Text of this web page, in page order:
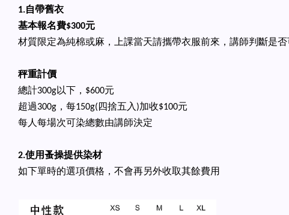
1.自帶舊衣
基本報名費$300元
材質限定為純棉或麻，上課當天請攜帶衣服前來，講師判斷是
秤重計價
總計300g以下，$600元
超過300g，每150g(四捨五入)加收$100元
每人每場次可染總數由講師決定
2.使用蚤操提供染材
如下單時的選項價格，不會再另外收取其餘費用